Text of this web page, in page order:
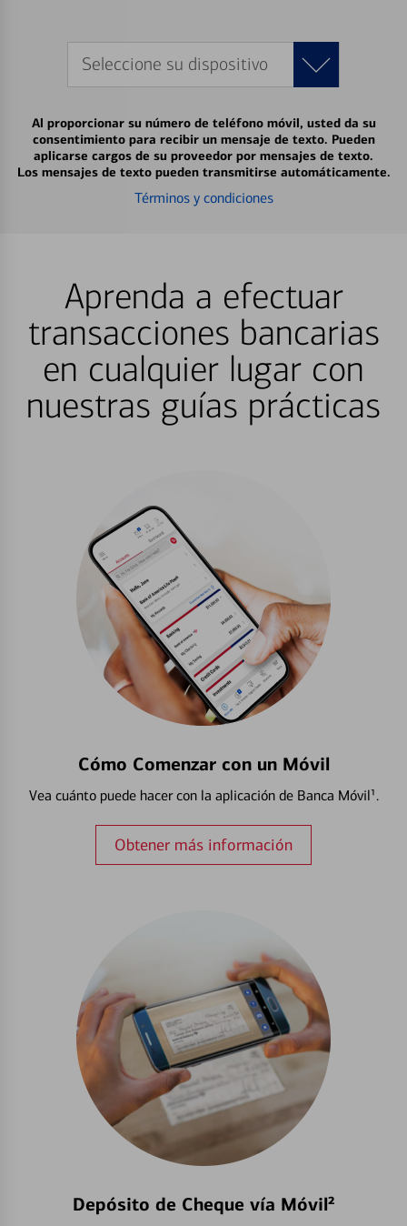
Seleccione su dispositivo
Al proporcionar su número de teléfono móvil, usted da su
consentimiento para recibir un mensaje de texto. Pueden
aplicarse cargos de su proveedor por mensajes de texto.
Los mensajes de texto pueden transmitirse automáticamente.
Términos y condiciones
Aprenda a efectuar
transacciones bancarias
en cualquier lugar con
nuestras guías prácticas
Cómo Comenzar con un Móvil
Vea cuánto puede hacer con la aplicación de Banca Móvil¹.
Obtener más información
Depósito de Cheque vía Móvil²